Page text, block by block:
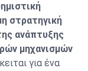
στρατηγική
ανάπτυξης
μηχανισμών
για ένα